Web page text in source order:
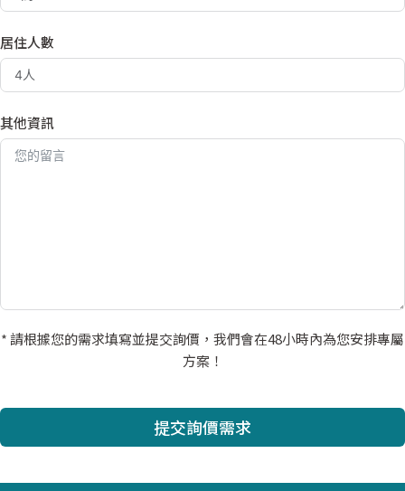
居住人數
其他資訊
* 請根據您的需求填寫並提交詢價，我們會在48小時內為您安排專屬
方案！
提交詢價需求